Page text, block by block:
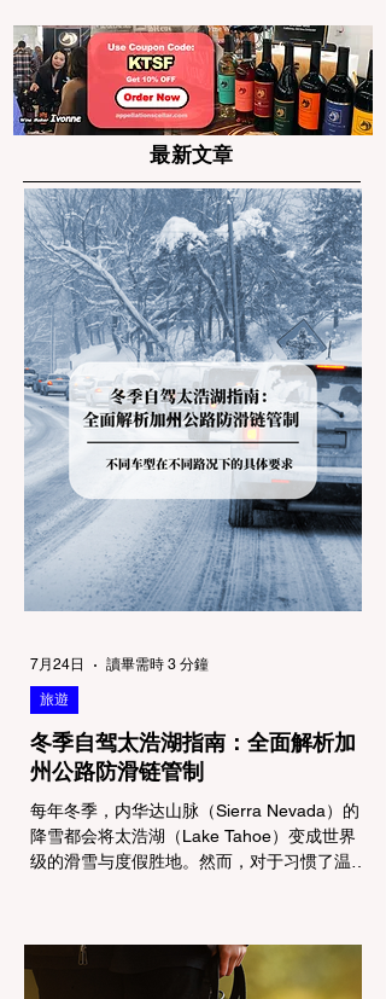
最新文章
冬季自驾太浩湖指南：全面解析加
州公路防滑链管制
每年冬季，内华达山脉（Sierra Nevada）的
降雪都会将太浩湖（Lake Tahoe）变成世界
级的滑雪与度假胜地。然而，对于习惯了温暖
(Chain Controls)。 不了解这些规定，不仅可
能面临高额罚单或被公路巡警（CHP）劝
旅遊
7月24日 讀畢需時 3 分鐘